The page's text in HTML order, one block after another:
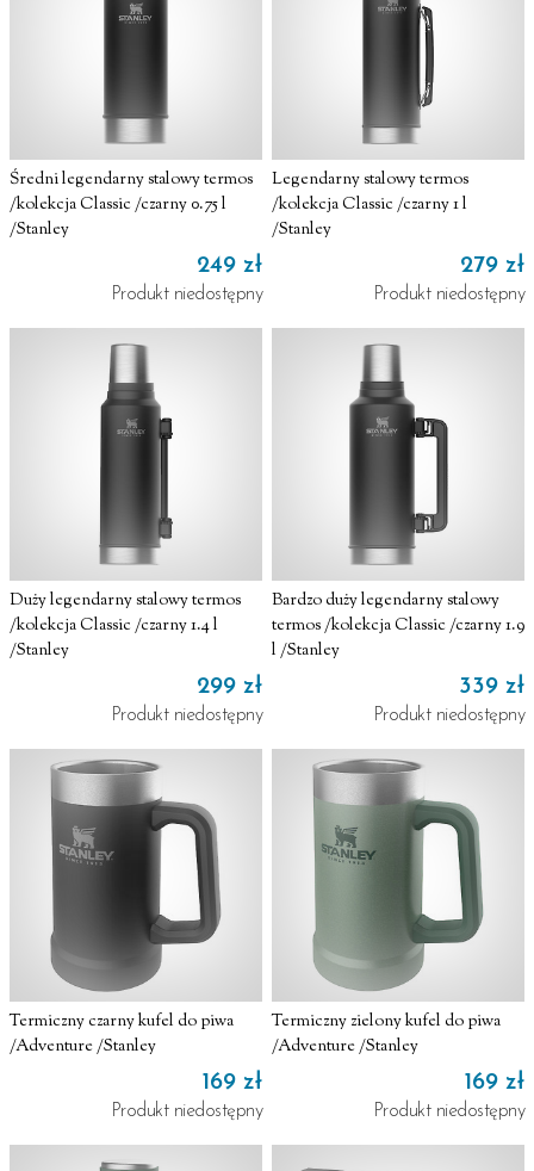
Średni legendarny stalowy termos
/kolekcja Classic /czarny 0.75 l
/Stanley
249 zł
Produkt niedostępny
Legendarny stalowy termos
/kolekcja Classic /czarny 1 l
/Stanley
279 zł
Produkt niedostępny
Duży legendarny stalowy termos
/kolekcja Classic /czarny 1.4 l
/Stanley
299 zł
Produkt niedostępny
Bardzo duży legendarny stalowy
termos /kolekcja Classic /czarny 1.9
l /Stanley
339 zł
Produkt niedostępny
Termiczny czarny kufel do piwa
/Adventure /Stanley
169 zł
Produkt niedostępny
Termiczny zielony kufel do piwa
/Adventure /Stanley
169 zł
Produkt niedostępny